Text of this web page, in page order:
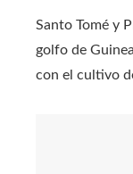
Santo Tomé y
golfo de
con el cultivo